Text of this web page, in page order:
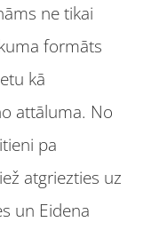
ne tikai
formāts
kā
attāluma. No
pa
atgriezties uz
un Eidena